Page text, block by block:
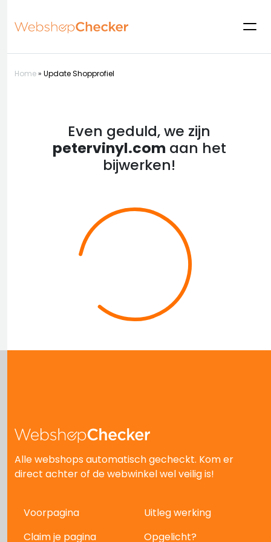
Home» Update Shopprofiel
Even geduld, we zijn
petervinyl.com aan het
bijwerken!
Alle webshops automatisch gecheckt. Kom er
direct achter of de webwinkel wel veilig is!
Voorpagina
Uitleg werking
Claim je pagina
Opgelicht?